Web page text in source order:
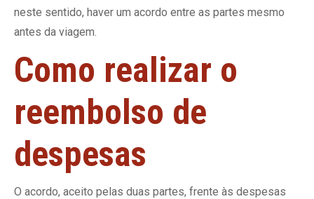
neste sentido, haver um acordo entre as partes mesmo
antes da viagem.
Como realizar o
reembolso de
despesas
O acordo, aceito pelas duas partes, frente às despesas